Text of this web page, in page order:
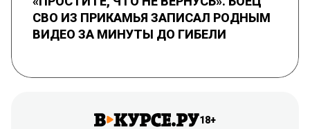
СВО ИЗ ПРИКАМЬЯ ЗАПИСАЛ РОДНЫМ
ВИДЕО ЗА МИНУТЫ ДО ГИБЕЛИ
18+